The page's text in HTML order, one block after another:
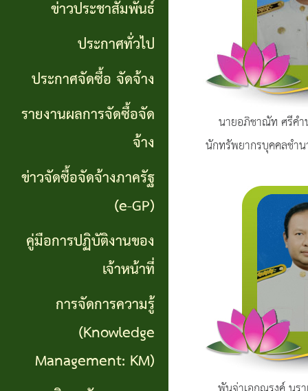
KM)
การ
บริหาร
จัดการ
เสี่ยง
ท่อง
เที่ยว
การ
ดำเนิน
การ
ตรวจ
สอบ
ภายใน
ข่าวประชาสัมพันธ์
ประกาศทั่วไป
ประกาศจัดซื้อ จัดจ้าง
รายงานผลการจัดซื้อจัด
จ้าง
ข่าวจัดซื้อจัดจ้างภาครัฐ
(e-GP)
คู่มือการปฏิบัติงานของ
เจ้าหน้าที่
การจัดการความรู้
(Knowledge
Management: KM)
นายอภิชาณัท ศรีค
นักทรัพยากรบุคคลชำ